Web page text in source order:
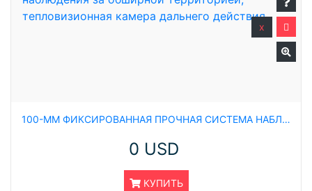
100-ММ ФИКСИРОВАННАЯ ПРОЧНАЯ СИСТЕМА НАБЛЮДЕНИЯ ЗА ОБШИРНОЙ ТЕРРИТОРИЕЙ, ТЕПЛОВИЗИОННАЯ КАМЕРА ДАЛЬНЕГО ДЕЙСТВИЯ
0 USD
КУПИТЬ
x